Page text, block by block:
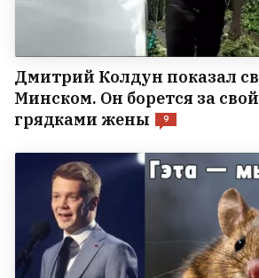
Дмитрий Колдун показал
Минском. Он борется за
грядками жены
9